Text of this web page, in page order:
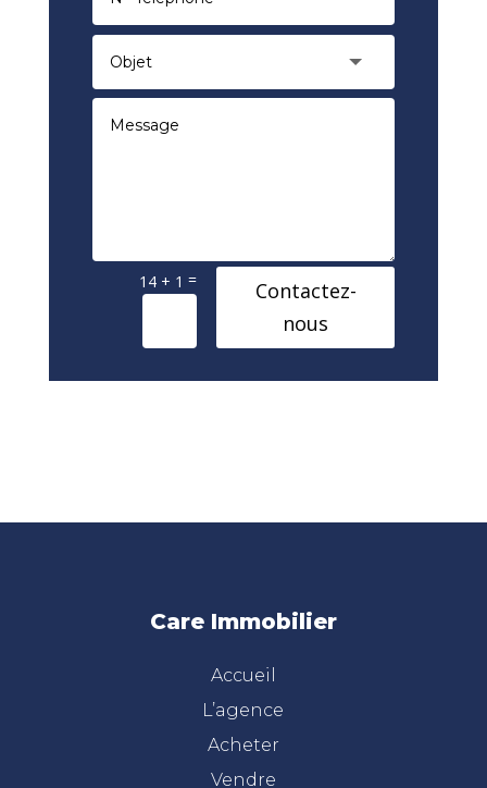
14 + 1 =
Contactez-
nous
Care Immobilier
Accueil
L’agence
Acheter
Vendre